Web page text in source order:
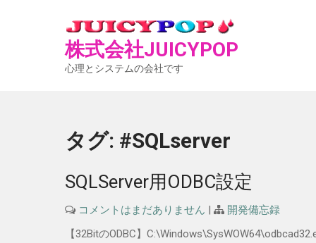
株式会社JUICYPOP
心理とシステムの会社です
タグ: #SQLserver
SQLServer用ODBC設定
コメントはまだありません |
開発備忘録
【32BitのODBC】